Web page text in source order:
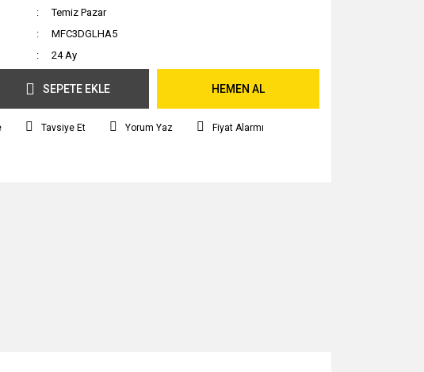
Temiz Pazar
MFC3DGLHA5
24 Ay
SEPETE EKLE HEMEN AL
Tavsiye Et Yorum Yaz Fiyat Alarmı